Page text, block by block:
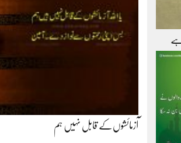
آزمائشوں‌کے قابل نہیں ہم